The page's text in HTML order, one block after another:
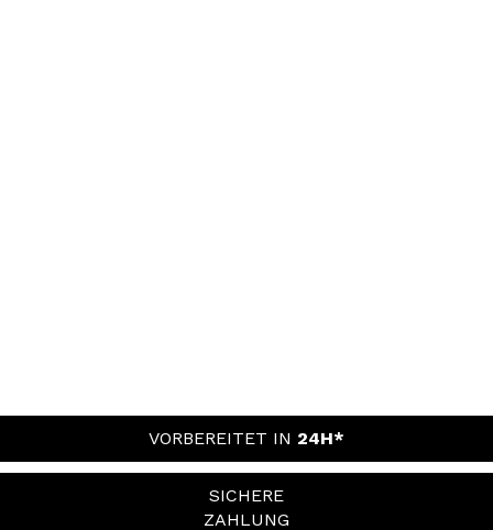
VORBEREITET IN 24H*
SICHERE
ZAHLUNG